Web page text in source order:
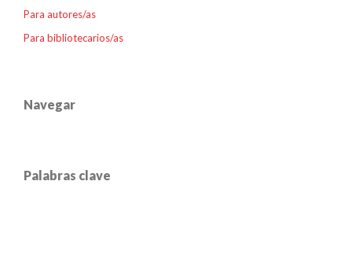
Para autores/as
Para bibliotecarios/as
Navegar
Palabras clave